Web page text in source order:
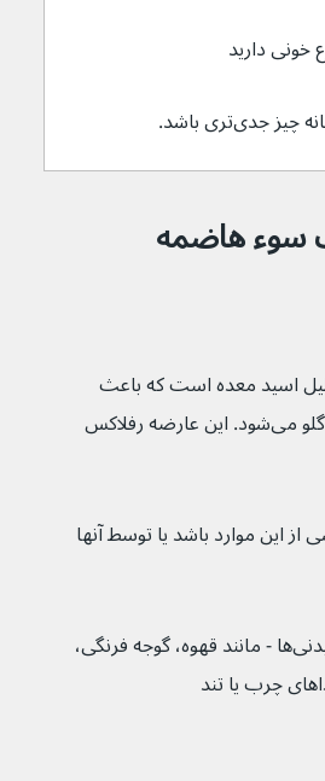
خونی دارید
سوء هاضمه
اسید معده است که باعث
تحریک پوشش معده یا گلو می‌شود. این عارضه رفلاکس
ناشی از این موارد باشد یا توسط آنها
برخی غذاها و نوشیدنی‌ها - مانند قهوه، گوجه فرنگی،
چرب یا تند